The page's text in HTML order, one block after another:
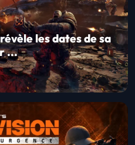
les dates de sa
...